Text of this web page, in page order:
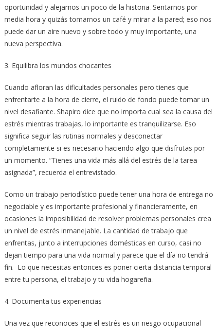
oportunidad y alejarnos un poco de la historia. Sentarnos por
media hora y quizás tomarnos un café y mirar a la pared; eso nos
puede dar un aire nuevo y sobre todo y muy importante, una
nueva perspectiva.
3. Equilibra los mundos chocantes
Cuando afloran las dificultades personales pero tienes que
enfrentarte a la hora de cierre, el ruido de fondo puede tomar un
nivel desafiante. Shapiro dice que no importa cual sea la causa del
estrés mientras trabajas, lo importante es tranquilizarse. Eso
significa seguir las rutinas normales y desconectar
completamente si es necesario haciendo algo que disfrutas por
un momento. “Tienes una vida más allá del estrés de la tarea
asignada”, recuerda el entrevistado.
Como un trabajo periodístico puede tener una hora de entrega no
negociable y es importante profesional y financieramente, en
ocasiones la imposibilidad de resolver problemas personales crea
un nivel de estrés inmanejable. La cantidad de trabajo que
enfrentas, junto a interrupciones domésticas en curso, casi no
dejan tiempo para una vida normal y parece que el día no tendrá
fin. Lo que necesitas entonces es poner cierta distancia temporal
entre tu persona, el trabajo y tu vida hogareña.
4. Documenta tus experiencias
Una vez que reconoces que el estrés es un riesgo ocupacional